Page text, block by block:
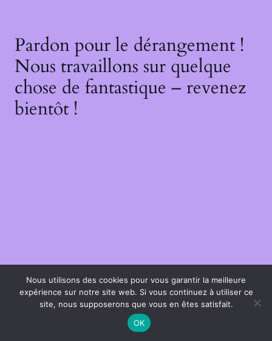
Pardon pour le dérangement !
Nous travaillons sur quelque
chose de fantastique – revenez
bientôt !
Nous utilisons des cookies pour vous garantir la meilleure
expérience sur notre site web. Si vous continuez à utiliser ce
site, nous supposerons que vous en êtes satisfait.
OK